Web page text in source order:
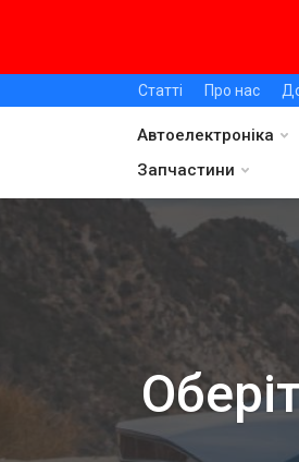
Статті Про нас
Автоелектроніка
Запчастини